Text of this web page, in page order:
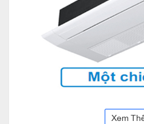
Nhập khẩu nguyên bộ
Xem